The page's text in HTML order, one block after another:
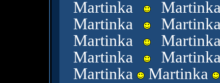
Martinka
Martinka
Martinka
Martinka
Martinka
Martinka